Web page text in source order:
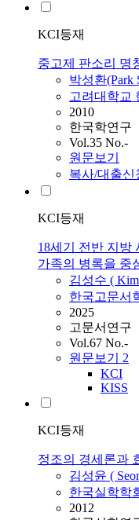
KCI등재
중고제 판소리 명
박성환(Park
고려대학교
2010
한국학연구
Vol.35 No.-
원문보기
복사/대출신
KCI등재
18세기 전반 지방
가족의 병록을 중
김성수 ( Kim
한국고문서
2025
고문서연구
Vol.67 No.-
원문보기 2
KCI
KISS
KCI등재
정조의 경세론과
김성윤 (
한국실학학
2012